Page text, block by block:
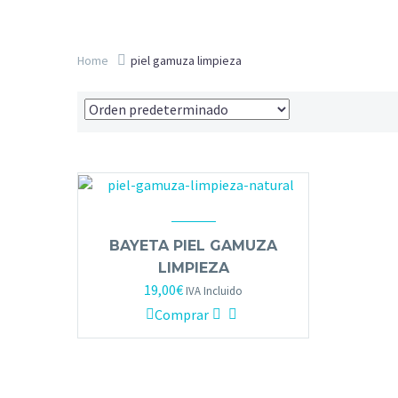
Home piel gamuza limpieza
BAYETA PIEL GAMUZA
LIMPIEZA
19,00€ IVA Incluido
Comprar